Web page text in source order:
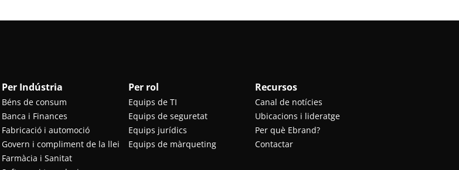
Per Indústria
Béns de consum
Banca i Finances
Fabricació i automoció
Govern i compliment de la llei
Farmàcia i Sanitat
Per rol
Equips de TI
Equips de seguretat
Equips jurídics
Equips de màrqueting
Recursos
Canal de notícies
Ubicacions i lideratge
Per què Ebrand?
Contactar